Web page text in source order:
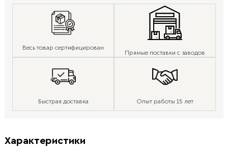
Весь товар сертифицирован
Прямые поставки с заводов
Быстрая доставка Опыт работы 15 лет
Характеристики